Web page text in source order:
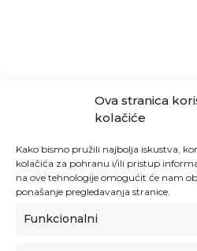
Ova stranica
kolačiće
Kako bismo pružili najbolja iskustva,
kolačića za pohranu i/ili pristup
na ove tehnologije omogućit će nam
ponašanje pregledavanja stranice.
Funkcionalni